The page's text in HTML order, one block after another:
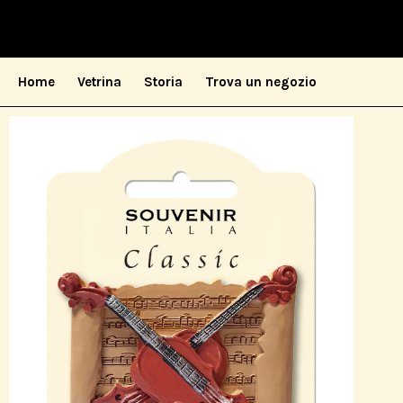
Home Vetrina Storia Trova un negozio